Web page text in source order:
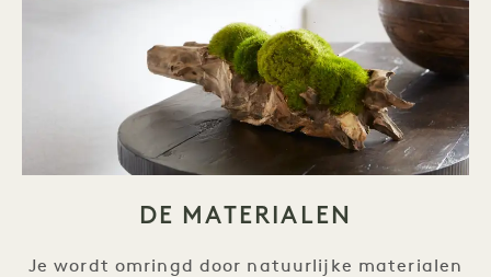
DE MATERIALEN
Je wordt omringd door natuurlijke materialen